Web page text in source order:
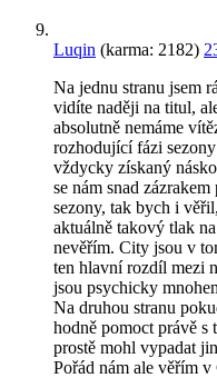
Luqin (karma: 2182)
Na jednu stranu jsem
vidíte naději na titul,
absolutně nemáme
rozhodující fázi
vždycky získaný
se nám snad
sezony, tak bych i
aktuálně takový tlak
nevěřím. City jsou v
ten hlavní rozdíl mezi
jsou psychicky
Na druhou stranu
hodně pomoct právě
prostě mohl vypadat
Pořád nám ale věřím